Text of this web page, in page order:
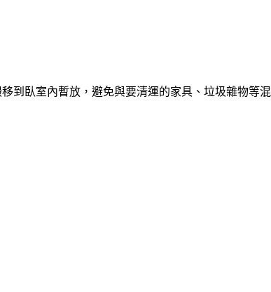
到臥室內暫放，避免與要清運的家具、垃圾雜物等